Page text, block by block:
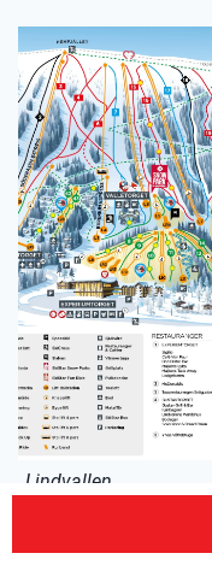
Lindvallen